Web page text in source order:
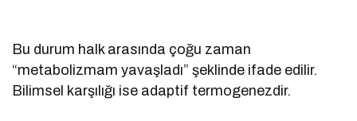
Bu durum halk arasında çoğu zaman
“metabolizmam yavaşladı” şeklinde ifade edilir.
Bilimsel karşılığı ise adaptif termogenezdir.